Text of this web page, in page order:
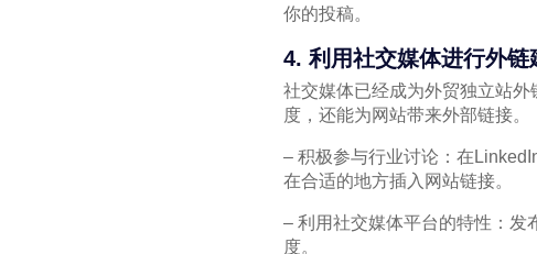
你的投稿。
4. 利用社交媒体进行外链
社交媒体已经成为外贸独立站
度，还能为网站带来外部链接。
– 积极参与行业讨论：在
在合适的地方插入网站链接。
– 利用社交媒体平台的特性：发
度。